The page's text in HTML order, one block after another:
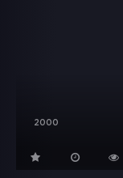
2000